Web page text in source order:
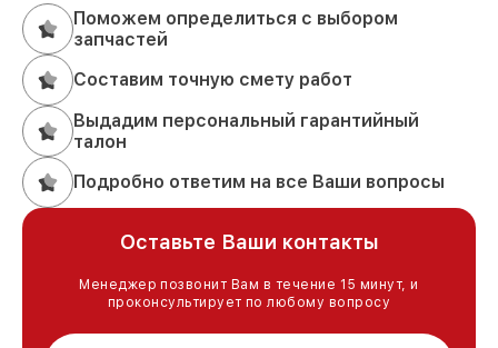
Поможем определиться с выбором
запчастей
Составим точную смету работ
Выдадим персональный гарантийный
талон
Подробно ответим на все Ваши вопросы
Оставьте Ваши контакты
Менеджер позвонит Вам в течение 15 минут, и
проконсультирует по любому вопросу